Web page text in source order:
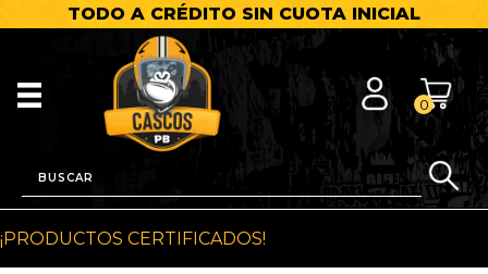
TODO A CRÉDITO SIN CUOTA INICIAL
0
¡PRODUCTOS CERTIFICADOS!